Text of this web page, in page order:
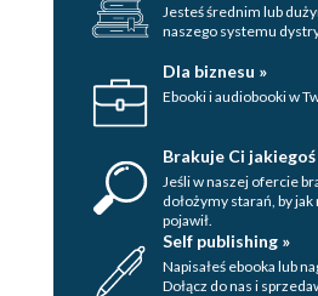
Jesteś średnim lub
naszego systemu
Dla biznesu »
Ebooki i audiobooki w
Brakuje Ci
Jeśli w naszej ofercie
dołożymy starań, by
pojawił.
Self publishing »
Napisałeś ebooka lub
Dołącz do nas i